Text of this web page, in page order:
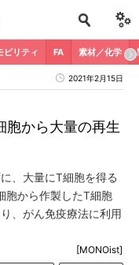
ビリティ FA 素材／化学
2021年2月15日
胞から大量の再生
、大量にT細胞を得る
胞から作製したT細胞
、がん免疫療法に利用
[MONOist]